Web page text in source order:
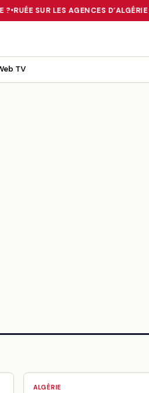
•RUÉE SUR LES AGENCES
?•RUÉE SUR LES AGENCES
TV
ALGÉRIE